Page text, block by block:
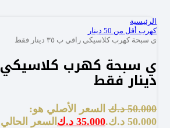
الرئيسية
كهرب أقل من 50 دينار
ي سبحة كهرب كلاسيكي راقي ب ٣٥ دينار فقط
دينار فقط
50.000 د.ك السعر الأصلي هو:
50.000 د.ك.
35.000 د.ك السعر الحالي هو: